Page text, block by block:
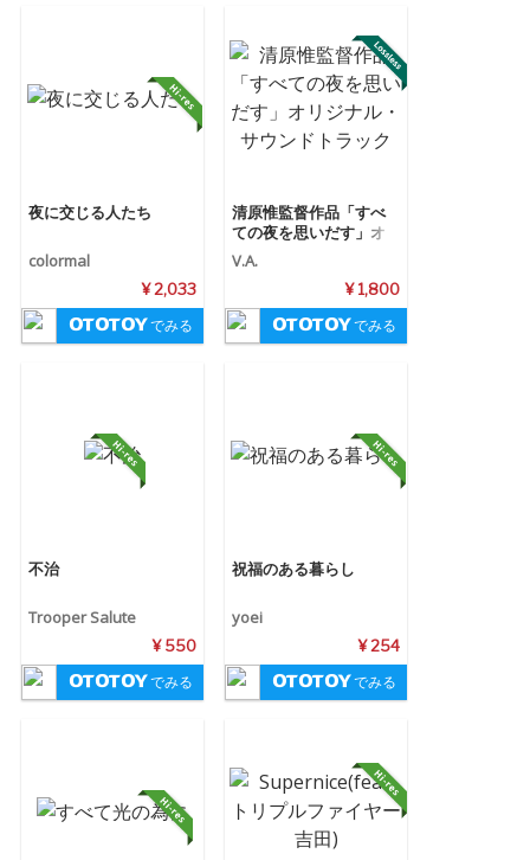
夜に交じる人たち
colormal
¥ 2,033
でみる
清原惟監督作品「すべ
ての夜を思いだす」オ
リジナル・サウンドト
ラック
V.A.
¥ 1,800
でみる
不治
Trooper Salute
¥ 550
でみる
祝福のある暮らし
yoei
¥ 254
でみる